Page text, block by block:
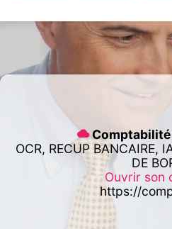
Comptabilité
OCR, RECUP BANCAIRE,
DE
Ouvrir son
https://